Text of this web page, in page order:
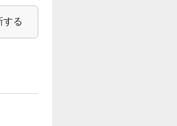
する